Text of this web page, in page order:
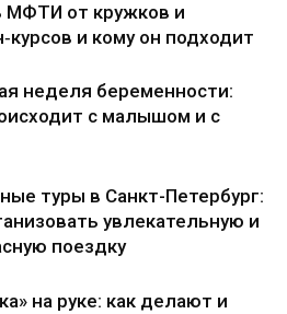
МФТИ от кружков и
и кому он подходит
неделя беременности:
с малышом и с
туры в Санкт-Петербург:
увлекательную и
поездку
на руке: как делают и